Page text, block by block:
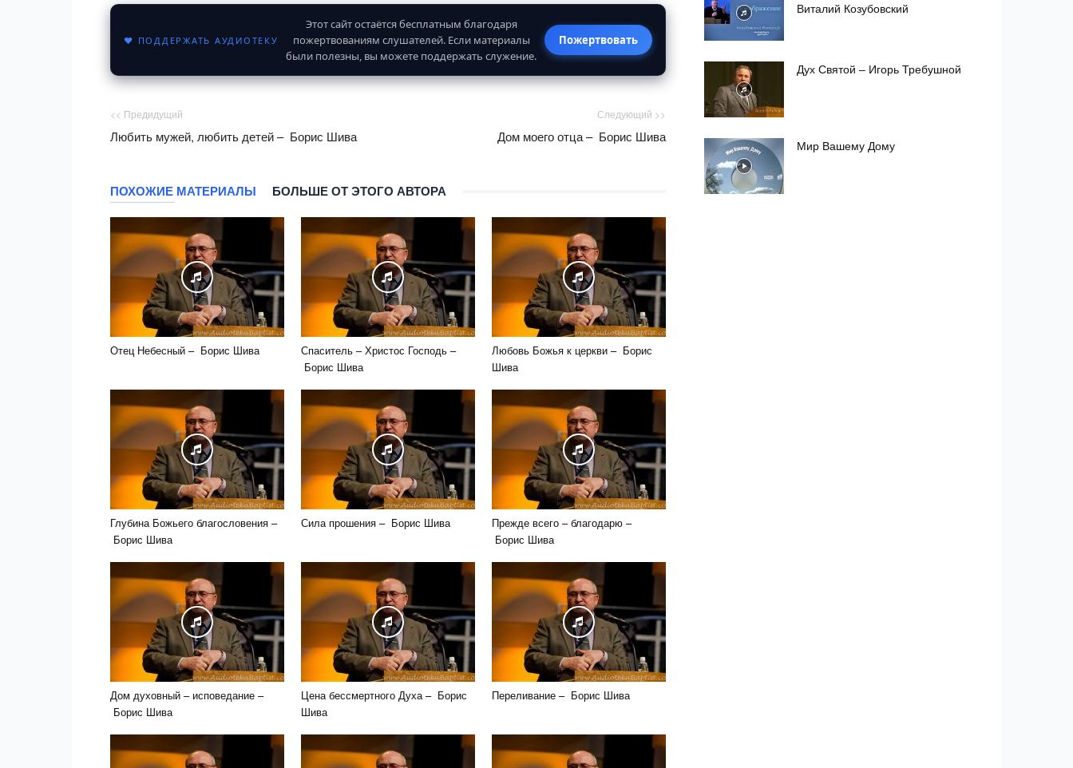
♥ ПОДДЕРЖАТЬ АУДИОТЕКУ
Этот сайт остаётся бесплатным благодаря
пожертвованиям слушателей. Если материалы
были полезны, вы можете поддержать служение.
Пожертвовать
<< Предидущий
Любить мужей, любить детей – Борис Шива
Следующий >>
Дом моего отца – Борис Шива
ПОХОЖИЕ МАТЕРИАЛЫ БОЛЬШЕ ОТ ЭТОГО АВТОРА
Отец Небесный – Борис Шива
Спаситель – Христос Господь –
Борис Шива
Любовь Божья к церкви – Борис
Шива
Глубина Божьего благословения –
Борис Шива
Сила прошения – Борис Шива
Прежде всего – благодарю –
Борис Шива
Дом духовный – исповедание –
Борис Шива
Цена бессмертного Духа – Борис
Шива
Переливание – Борис Шива
Виталий Козубовский
Дух Святой – Игорь Требушной
Мир Вашему Дому